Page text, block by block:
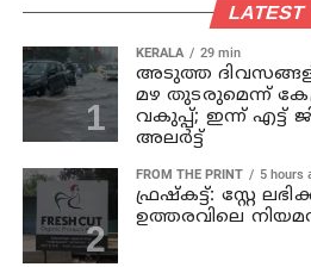
LATEST
KERALA 29 min
അടുത്ത
മഴ തുടരുമെന്ന്
വകുപ്പ്; ഇന്ന് എട്ട്
അലർട്ട്
FROM THE PRINT 5 hours
ഫ്രഷ്‌കട്ട്: സ്റ്റേ
ഉത്തരവിലെ